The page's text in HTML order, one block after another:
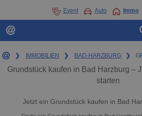
Event Auto Immo
❯ IMMOBILIEN ❯ BAD-HARZBURG ❯
Grundstück kaufen in Bad Harzburg –
starten
Jetzt ein Grundstück kaufen in Bad